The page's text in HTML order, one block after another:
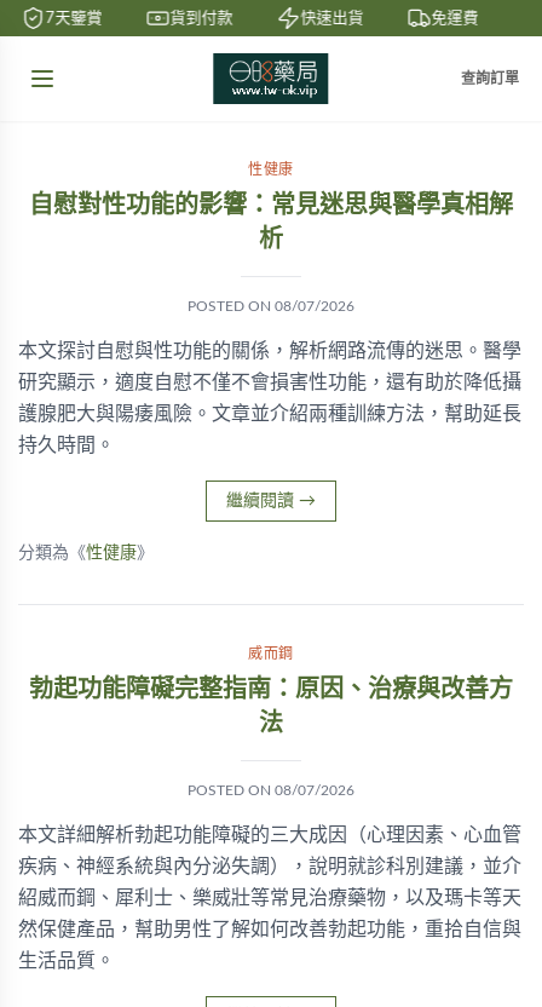
7天鑒賞 貨到付款 快速出貨 免運費
查詢訂單
性健康
自慰對性功能的影響：常見迷思與醫學真相解
析
POSTED ON 08/07/2026
本文探討自慰與性功能的關係，解析網路流傳的迷思。醫學
研究顯示，適度自慰不僅不會損害性功能，還有助於降低攝
護腺肥大與陽痿風險。文章並介紹兩種訓練方法，幫助延長
持久時間。
繼續閱讀 →
分類為《性健康》
威而鋼
勃起功能障礙完整指南：原因、治療與改善方
法
POSTED ON 08/07/2026
本文詳細解析勃起功能障礙的三大成因（心理因素、心血管
疾病、神經系統與內分泌失調），說明就診科別建議，並介
紹威而鋼、犀利士、樂威壯等常見治療藥物，以及瑪卡等天
然保健產品，幫助男性了解如何改善勃起功能，重拾自信與
生活品質。